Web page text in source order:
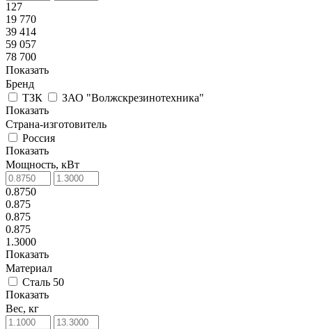
127
19 770
39 414
59 057
78 700
Показать
Бренд
ТЗК
ЗАО "Волжскрезинотехника"
Показать
Страна-изготовитель
Россия
Показать
Мощность, кВт
0.8750
0.875
0.875
0.875
1.3000
Показать
Материал
Сталь 50
Показать
Вес, кг